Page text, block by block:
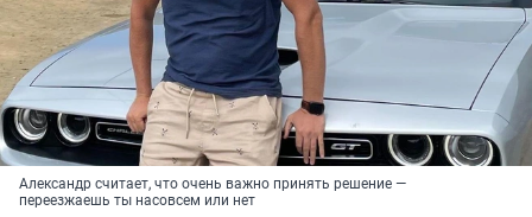
Александр считает, что очень важно принять решение —
переезжаешь ты насовсем или нет